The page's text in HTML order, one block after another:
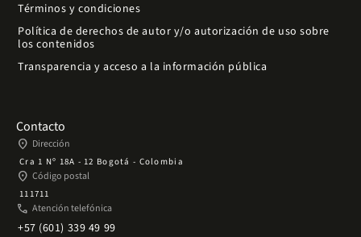
Términos y condiciones
Política de derechos de autor y/o autorización de uso sobre
los contenidos
Transparencia y acceso a la información pública
Contacto
place Dirección
Cra 1 Nº 18A - 12 Bogotá - Colombia
place Código postal
111711
phone Atención telefónica
+57 (601) 339 49 99